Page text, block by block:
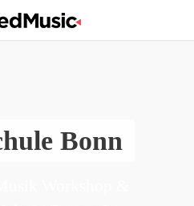
Bonn